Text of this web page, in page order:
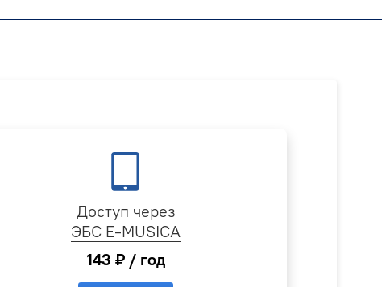
Доступ через
ЭБС E-MUSICA
143 ₽ / год